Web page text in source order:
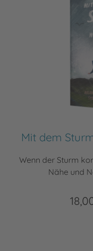
Mit dem
Wenn der Sturm
Nähe und